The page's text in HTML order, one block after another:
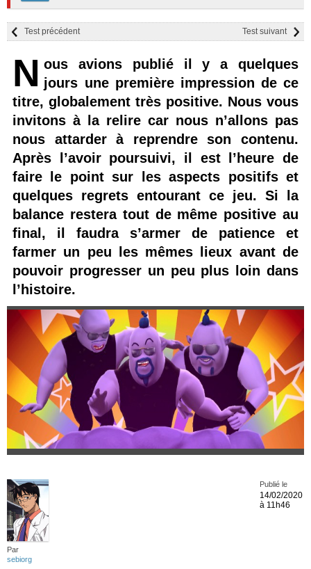
Test suivant
Test précédent
N ous avions publié il y a quelques
jours une première impression de ce
titre, globalement très positive. Nous vous
invitons à la relire car nous n’allons pas
nous attarder à reprendre son contenu.
Après l’avoir poursuivi, il est l’heure de
faire le point sur les aspects positifs et
quelques regrets entourant ce jeu. Si la
balance restera tout de même positive au
final, il faudra s’armer de patience et
farmer un peu les mêmes lieux avant de
pouvoir progresser un peu plus loin dans
l’histoire.
Par
sebiorg
Publié le
14/02/2020
à 11h46